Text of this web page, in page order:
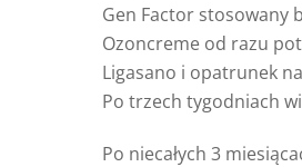
Gen Factor stosowany
Ozoncreme od razu
Ligasano i opatrunek
Po trzech tygodniach
Po niecałych 3